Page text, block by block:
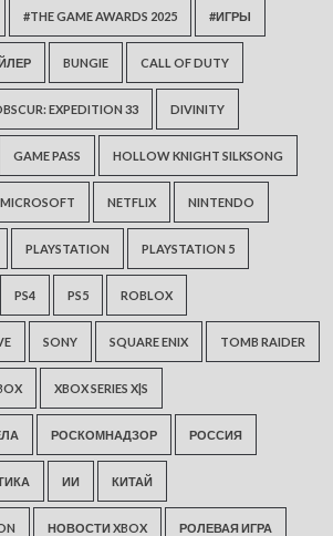
#THE GAME AWARDS 2025 #ИГРЫ
BUNGIE CALL OF DUTY
EXPEDITION 33 DIVINITY
GAME PASS HOLLOW KNIGHT SILKSONG
MICROSOFT NETFLIX NINTENDO
PLAYSTATION PLAYSTATION 5
PS4 PS5 ROBLOX
SONY SQUARE ENIX TOMB RAIDER
XBOX SERIES X|S
РОСКОМНАДЗОР РОССИЯ
ИИ КИТАЙ
НОВОСТИ XBOX РОЛЕВАЯ ИГРА